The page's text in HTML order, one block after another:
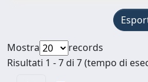
Mostra
records
Risultati 1 - 7 di 7 (tempo di